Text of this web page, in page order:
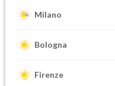
Milano
Bologna
Firenze